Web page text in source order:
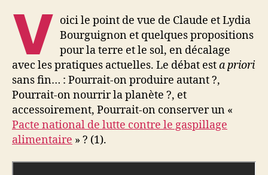
V oici le point de vue de Claude et Lydia
Bourguignon et quelques propositions
pour la terre et le sol, en décalage
avec les pratiques actuelles. Le débat esta priori
sans fin… : Pourrait-on produire autant ?,
Pourrait-on nourrir la planète ?, et
accessoirement, Pourrait-on conserver un «
Pacte national de lutte contre le gaspillage
alimentaire » ? (1).